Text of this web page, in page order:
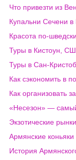
Что привезти из
Купальни Сечени
Красота по-шведски
Туры в Кистоун,
Туры в Сан-
Как сэкономить в
Как организовать
«Несезон» —
Экзотические
Армянские коньяки
История